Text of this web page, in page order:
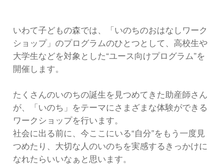
いわて子どもの森では、「いのちのおはなしワーク
ショップ」のプログラムのひとつとして、高校生や
大学生などを対象とした“ユース向けプログラム”を
開催します。
たくさんのいのちの誕生を見つめてきた助産師さん
が、「いのち」をテーマにさまざまな体験ができる
ワークショップを行います。
社会に出る前に、今ここにいる“自分”をもう一度見
つめたり、大切な人のいのちを実感するきっかけに
なれたらいいなぁと思います。